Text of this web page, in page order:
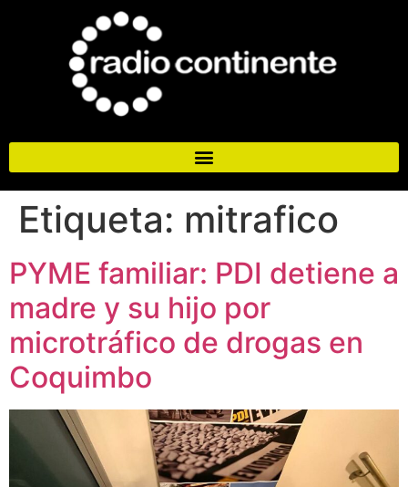
Etiqueta: mitrafico
PYME familiar: PDI detiene a
madre y su hijo por
microtráfico de drogas en
Coquimbo